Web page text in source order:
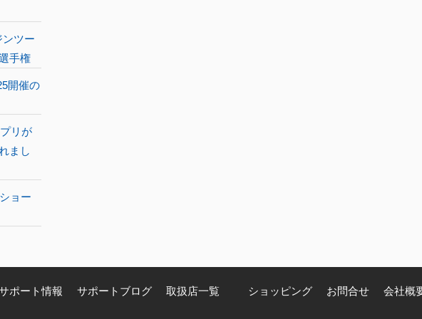
ツー
手権
開催の
リが
まし
ョー
ポート情報 サポートブログ 取扱店一覧 ショッピング お問合せ 会社概